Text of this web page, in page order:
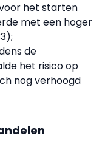
het starten
met een hoger
de
het risico op
nog verhoogd